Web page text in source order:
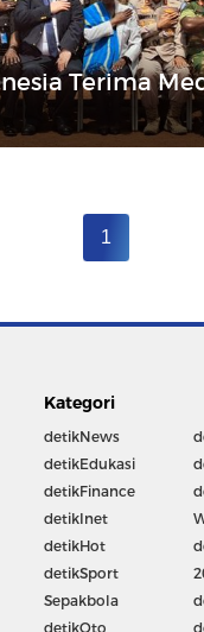
Terima
1
Kategori
detikNews
detikEdukasi
detikFinance
detikInet
detikHot
detikSport
Sepakbola
detikOto